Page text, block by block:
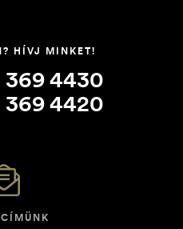
HÍVJ MINKET!
369 4430
369 4420